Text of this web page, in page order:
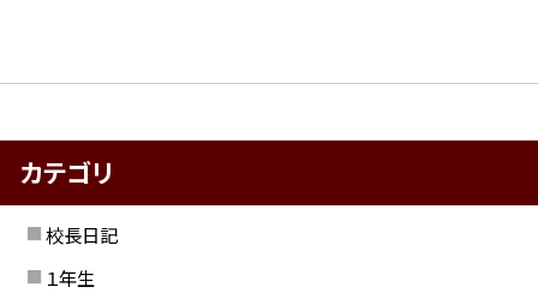
カテゴリ
校長日記
１年生